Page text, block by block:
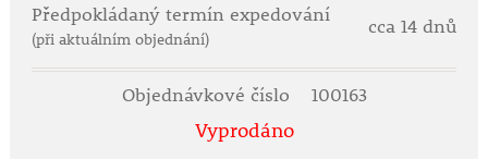
Předpokládaný termín expedování
(při aktuálním objednání)
cca 14 dnů
Objednávkové číslo 100163
Vyprodáno